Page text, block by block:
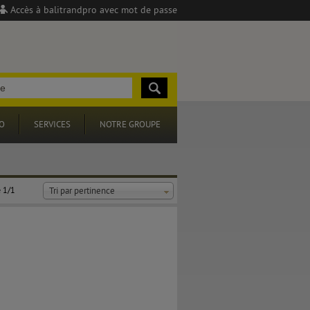
Accès à balitrandpro avec mot de passe
SERVICES NOTRE GROUPE
1/1 Tri par pertinence